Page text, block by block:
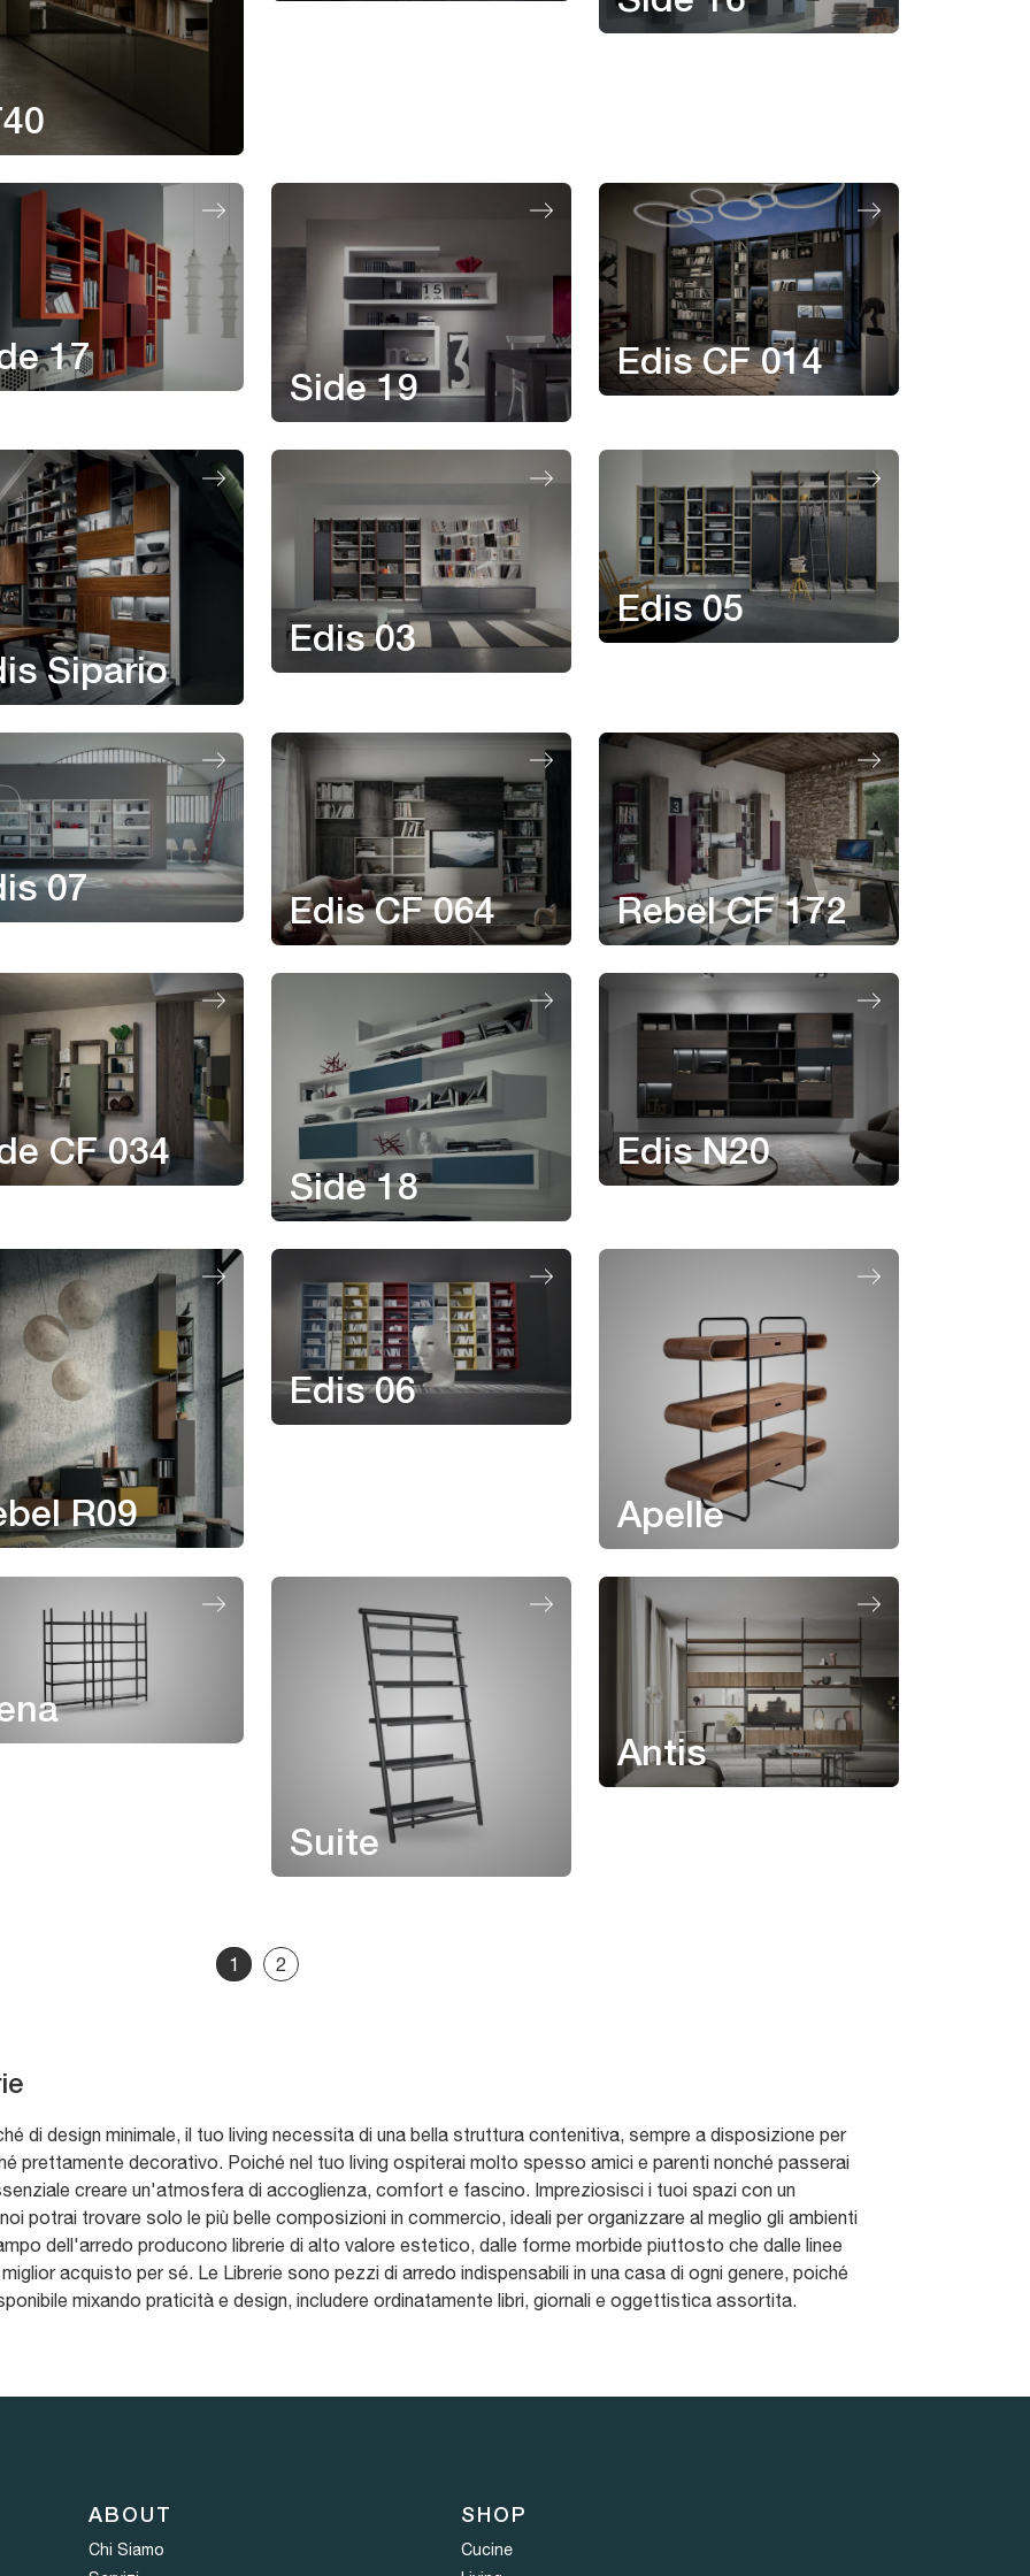
17
Side 19
Edis CF 014
Sipario
Edis 03
Edis 05
07
Edis CF 064 Rebel CF 172
CF 034
Side 18
Edis N20
R09
Edis 06
Apelle
Suite
Antis
1 2
di design minimale, il tuo living necessita di una bella struttura contenitiva, sempre a disposizione per
prettamente decorativo. Poiché nel tuo living ospiterai molto spesso amici e parenti nonché passerai
creare un'atmosfera di accoglienza, comfort e fascino. Impreziosisci i tuoi spazi con un
potrai trovare solo le più belle composizioni in commercio, ideali per organizzare al meglio gli ambienti
dell'arredo producono librerie di alto valore estetico, dalle forme morbide piuttosto che dalle linee
acquisto per sé. Le Librerie sono pezzi di arredo indispensabili in una casa di ogni genere, poiché
mixando praticità e design, includere ordinatamente libri, giornali e oggettistica assortita.
ABOUT
Chi Siamo
SHOP
Cucine